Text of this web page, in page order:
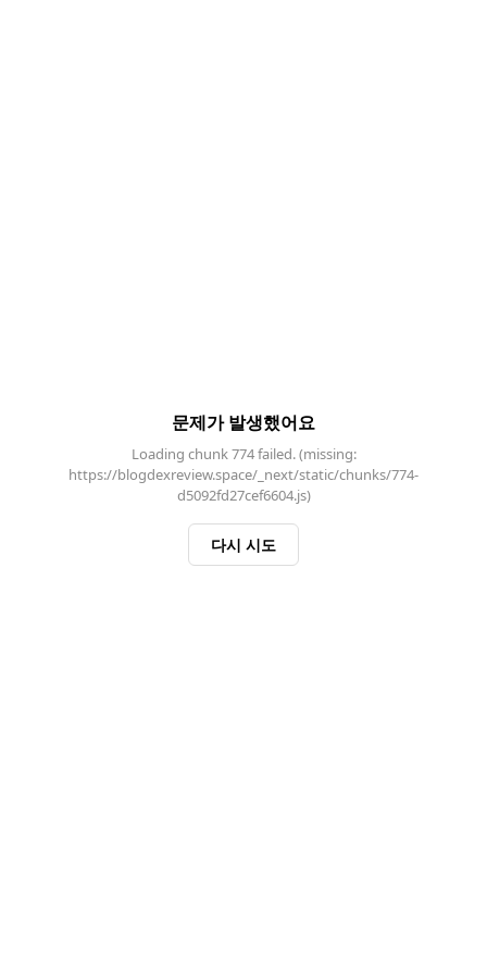
문제가 발생했어요
Loading chunk 774 failed. (missing:
https://blogdexreview.space/_next/static/chunks/774-
d5092fd27cef6604.js)
다시 시도